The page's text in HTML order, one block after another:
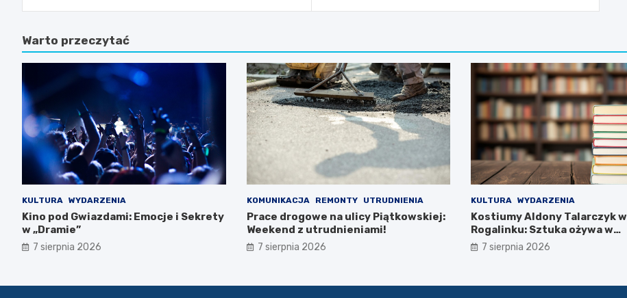
Warto przeczytać
KULTURA WYDARZENIA
Kino pod Gwiazdami: Emocje i Sekrety
w „Dramie”
7 sierpnia 2026
KOMUNIKACJA REMONTY UTRUDNIENIA
Prace drogowe na ulicy Piątkowskiej:
Weekend z utrudnieniami!
7 sierpnia 2026
KULTURA WYDARZENIA
Kostiumy Aldony Talarczyk w
Rogalinku: Sztuka ożywa w
bibliotece!
7 sierpnia 2026